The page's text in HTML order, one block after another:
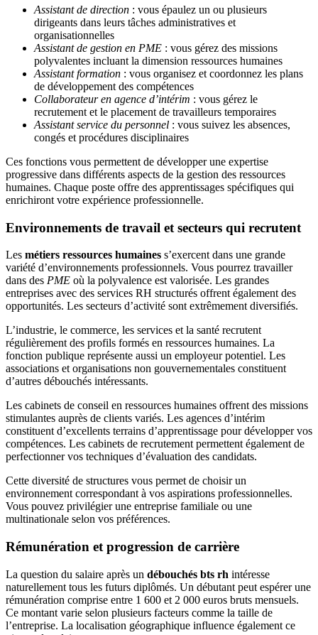
Assistant de direction : vous épaulez un ou plusieurs
dirigeants dans leurs tâches administratives et
organisationnelles
Assistant de gestion en PME : vous gérez des missions
polyvalentes incluant la dimension ressources humaines
Assistant formation : vous organisez et coordonnez les plans
de développement des compétences
Collaborateur en agence d’intérim : vous gérez le
recrutement et le placement de travailleurs temporaires
Assistant service du personnel : vous suivez les absences,
congés et procédures disciplinaires
Ces fonctions vous permettent de développer une expertise
progressive dans différents aspects de la gestion des ressources
humaines. Chaque poste offre des apprentissages spécifiques qui
enrichiront votre expérience professionnelle.
Environnements de travail et secteurs qui recrutent
Les métiers ressources humaines s’exercent dans une grande
variété d’environnements professionnels. Vous pourrez travailler
dans des PME où la polyvalence est valorisée. Les grandes
entreprises avec des services RH structurés offrent également des
opportunités. Les secteurs d’activité sont extrêmement diversifiés.
L’industrie, le commerce, les services et la santé recrutent
régulièrement des profils formés en ressources humaines. La
fonction publique représente aussi un employeur potentiel. Les
associations et organisations non gouvernementales constituent
d’autres débouchés intéressants.
Les cabinets de conseil en ressources humaines offrent des missions
stimulantes auprès de clients variés. Les agences d’intérim
constituent d’excellents terrains d’apprentissage pour développer vos
compétences. Les cabinets de recrutement permettent également de
perfectionner vos techniques d’évaluation des candidats.
Cette diversité de structures vous permet de choisir un
environnement correspondant à vos aspirations professionnelles.
Vous pouvez privilégier une entreprise familiale ou une
multinationale selon vos préférences.
Rémunération et progression de carrière
La question du salaire après un débouchés bts rh intéresse
naturellement tous les futurs diplômés. Un débutant peut espérer une
rémunération comprise entre 1 600 et 2 000 euros bruts mensuels.
Ce montant varie selon plusieurs facteurs comme la taille de
l’entreprise. La localisation géographique influence également ce